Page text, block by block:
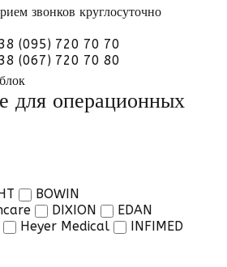
звонков круглосуточно
(095) 720 70 70
(067) 720 70 80
для операционных
BOWIN
DIXION
EDAN
Heyer Medical
INFIMED